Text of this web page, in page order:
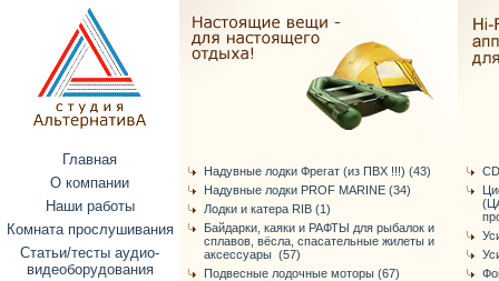
Главная
О компании
Наши работы
Комната прослушивания
Статьи/тесты аудио-
видеоборудования
Надувные лодки Фрегат (из ПВХ !!!) (43)
Надувные лодки PROF MARINE (34)
Лодки и катера RIB (1)
Байдарки, каяки и РАФТЫ для рыбалок и
сплавов, вёсла, спасательные жилеты и
аксессуары (57)
Подвесные лодочные моторы (67)